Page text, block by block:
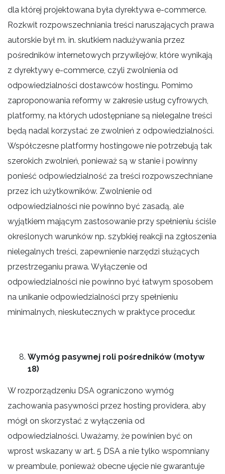
dla której projektowana była dyrektywa e-commerce.
Rozkwit rozpowszechniania treści naruszających prawa
autorskie był m. in. skutkiem nadużywania przez
pośredników internetowych przywilejów, które wynikają
z dyrektywy e-commerce, czyli zwolnienia od
odpowiedzialności dostawców hostingu. Pomimo
zaproponowania reformy w zakresie usług cyfrowych,
platformy, na których udostępniane są nielegalne treści
będą nadal korzystać ze zwolnień z odpowiedzialności.
Współczesne platformy hostingowe nie potrzebują tak
szerokich zwolnień, ponieważ są w stanie i powinny
ponieść odpowiedzialność za treści rozpowszechniane
przez ich użytkowników. Zwolnienie od
odpowiedzialności nie powinno być zasadą, ale
wyjątkiem mającym zastosowanie przy spełnieniu ściśle
określonych warunków np. szybkiej reakcji na zgłoszenia
nielegalnych treści, zapewnienie narzędzi służących
przestrzeganiu prawa. Wyłączenie od
odpowiedzialności nie powinno być łatwym sposobem
na unikanie odpowiedzialności przy spełnieniu
minimalnych, nieskutecznych w praktyce procedur.
Wymóg pasywnej roli pośredników (motyw
18)
W rozporządzeniu DSA ograniczono wymóg
zachowania pasywności przez hosting providera, aby
mógł on skorzystać z wyłączenia od
odpowiedzialności. Uważamy, że powinien być on
wprost wskazany w art. 5 DSA a nie tylko wspomniany
w preambule, ponieważ obecne ujęcie nie gwarantuje